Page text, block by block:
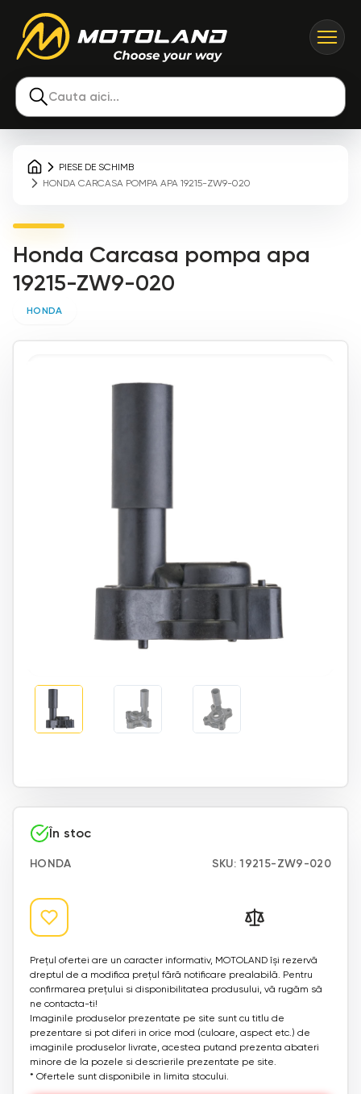
Cauta aici...
PIESE DE SCHIMB
HONDA CARCASA POMPA APA 19215-ZW9-020
Honda Carcasa pompa apa
19215-ZW9-020
HONDA
În stoc
HONDA SKU:19215-ZW9-020
Prețul ofertei are un caracter informativ, MOTOLAND își rezervă
dreptul de a modifica prețul fără notificare prealabilă. Pentru
confirmarea prețului si disponibilitatea produsului, vă rugăm să
ne contacta-ti!
Imaginile produselor prezentate pe site sunt cu titlu de
prezentare si pot diferi in orice mod (culoare, aspect etc.) de
imaginile produselor livrate, acestea putand prezenta abateri
minore de la pozele si descrierile prezentate pe site.
* Ofertele sunt disponibile in limita stocului.